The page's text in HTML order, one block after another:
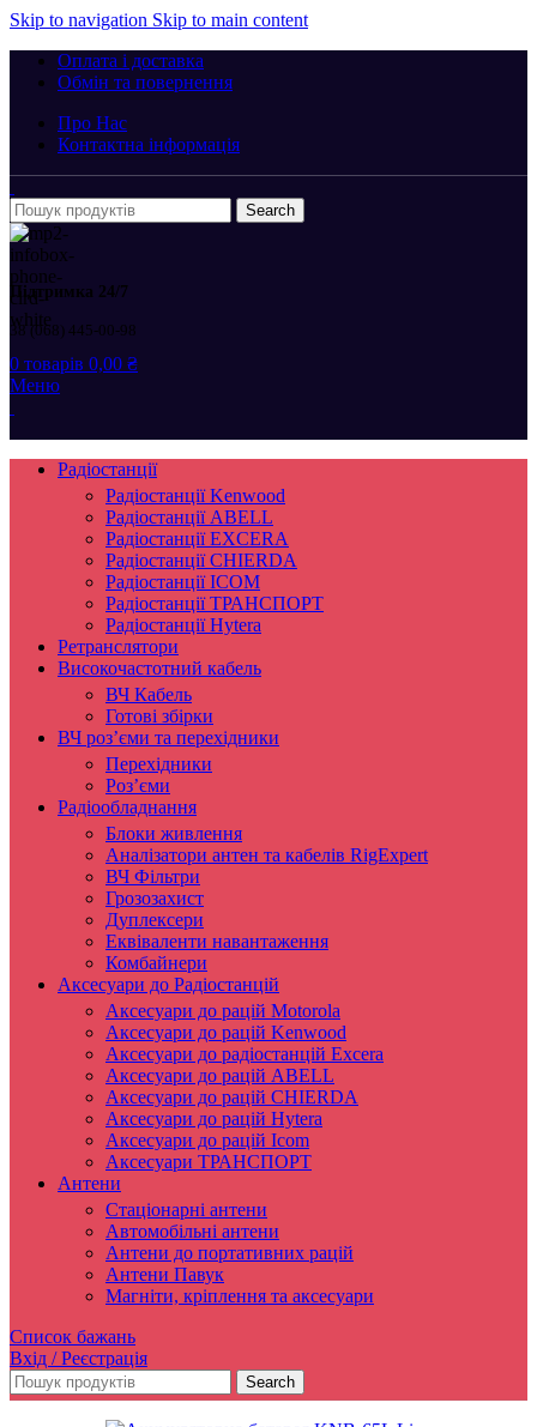
Skip to navigation Skip to main content
Оплата і доставка
Обмін та повернення
Про Нас
Контактна інформація
Search
Підтримка 24/7
38 (068) 445-00-98
0 товарів 0,00 ₴
Меню
Радіостанції
Радіостанції Kenwood
Радіостанції ABELL
Радіостанції EXCERA
Радіостанції CHIERDA
Радіостанції ICOM
Радіостанції ТРАНСПОРТ
Радіостанції Hytera
Ретранслятори
Високочастотний кабель
ВЧ Кабель
Готові збірки
ВЧ роз’єми та перехідники
Перехідники
Роз’єми
Радіообладнання
Блоки живлення
Аналізатори антен та кабелів RigExpert
ВЧ Фільтри
Грозозахист
Дуплексери
Еквіваленти навантаження
Комбайнери
Аксесуари до Радіостанцій
Аксесуари до рацій Motorola
Аксесуари до рацій Kenwood
Аксесуари до радіостанцій Excera
Аксесуари до рацій ABELL
Аксесуари до рацій CHIERDA
Аксесуари до рацій Hytera
Аксесуари до рацій Icom
Аксесуари ТРАНСПОРТ
Антени
Стаціонарні антени
Автомобільні антени
Антени до портативних рацій
Антени Павук
Магніти, кріплення та аксесуари
Список бажань
Вхід / Реєстрація
Search